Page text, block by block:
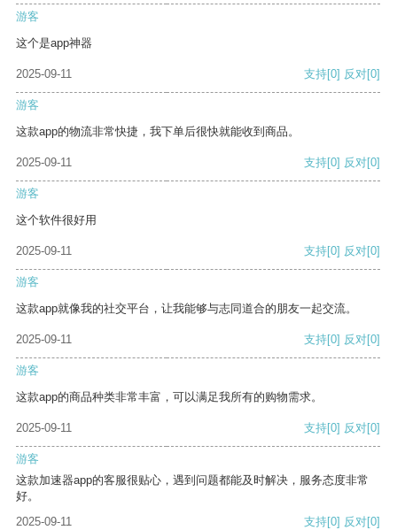
游客
这个是app神器
2025-09-11 支持[0] 反对[0]
游客
这款app的物流非常快捷，我下单后很快就能收到商品。
2025-09-11 支持[0] 反对[0]
游客
这个软件很好用
2025-09-11 支持[0] 反对[0]
游客
这款app就像我的社交平台，让我能够与志同道合的朋友一起交流。
2025-09-11 支持[0] 反对[0]
游客
这款app的商品种类非常丰富，可以满足我所有的购物需求。
2025-09-11 支持[0] 反对[0]
游客
这款加速器app的客服很贴心，遇到问题都能及时解决，服务态度非常
好。
2025-09-11
支持[0] 反对[0]